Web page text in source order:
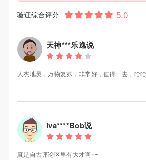
验证综合评分
天神***乐逸说
人杰地灵，万物复苏，非常好，值得一去，哈哈
Iva****Bob说
真是自古评论区里有大才啊~~